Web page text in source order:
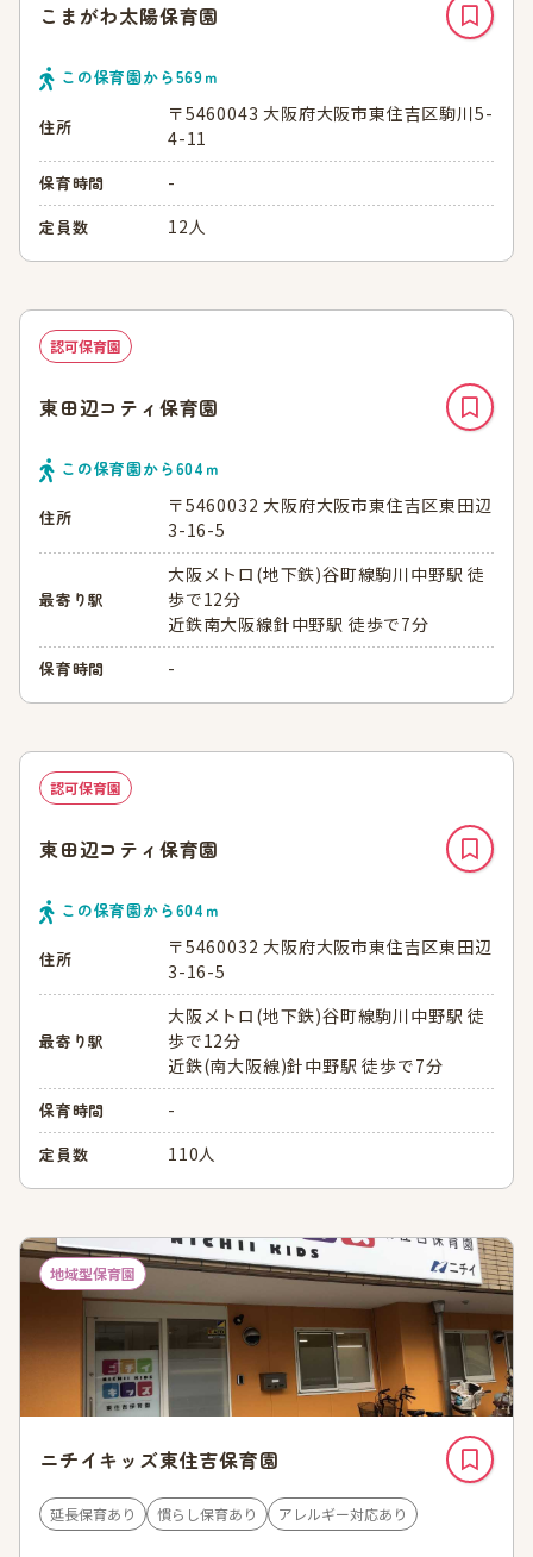
こまがわ太陽保育園
この保育園から569ｍ
住所
〒5460043 大阪府大阪市東住吉区駒川5-
4-11
保育時間 -
定員数 12人
認可保育園
東田辺コティ保育園
この保育園から604 ｍ
住所
〒5460032 大阪府大阪市東住吉区東田辺
3-16-5
最寄り駅
大阪メトロ(地下鉄)谷町線駒川中野駅 徒
歩で12分
近鉄南大阪線針中野駅 徒歩で7分
保育時間 -
認可保育園
東田辺コティ保育園
この保育園から604 ｍ
住所
〒5460032 大阪府大阪市東住吉区東田辺
3-16-5
最寄り駅
大阪メトロ(地下鉄)谷町線駒川中野駅 徒
歩で12分
近鉄(南大阪線)針中野駅 徒歩で7分
保育時間 -
定員数 110人
地域型保育園
ニチイキッズ東住吉保育園
延長保育あり 慣らし保育あり アレルギー対応あり